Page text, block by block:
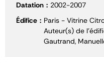
Datation
2002-2007
Édifice
Paris - Vitrine
Auteur(s) de
Gautrand,